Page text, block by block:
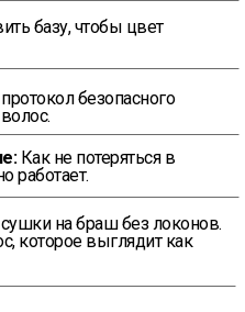
на браш без локонов.
которое выглядит как
Как не потеряться в
работает.
безопасного
базу, чтобы цвет